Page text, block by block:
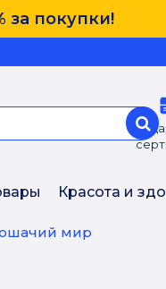
за покупки!
Красота и
мир